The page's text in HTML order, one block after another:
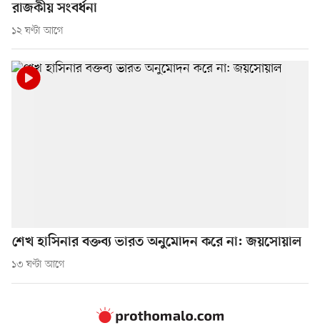
রাজকীয় সংবর্ধনা
১২ ঘণ্টা আগে
শেখ হাসিনার বক্তব্য ভারত অনুমোদন করে না: জয়সোয়াল
১৩ ঘণ্টা আগে